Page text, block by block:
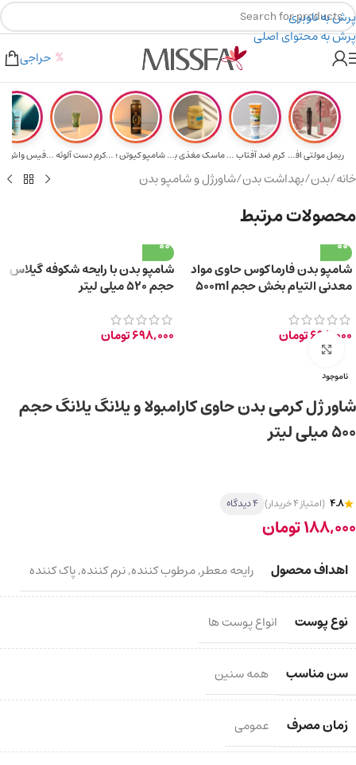
پرش به ناوبری
پرش به محتوای اصلی
۲٪ تخفیف روی سبد خرید برای روش کارت به کارت
هدیه برای خرید های بالای ۵ میلیون تومن
حراجی
ریمل مولتی افکت... کرم ضد آفتاب حا... ماسک مغذی بلیتا... شامپو کیوتن ؛ م... کرم دست آلوئه و...
خانه/بدن/بهداشت بدن/شاورژل و شامپو بدن
محصولات مرتبط
شامپو بدن فارماکوس حاوی مواد
معدنی التیام بخش حجم 500ml
698,000تومان
شامپو بدن با رایحه شکوفه گیلاس
حجم 520 میلی‌ لیتر
698,000تومان
ناموجود
برای بزرگ‌نمایی کلیک کنید
شاور ژل کرمی بدن حاوی کارامبولا و یلانگ یلانگ حجم
500 میلی لیتر
4.8 (امتیاز 4 خریدار) 4 دیدگاه
188,000تومان
اهداف محصول رایحه معطر,مرطوب کننده,نرم کننده,پاک کننده
نوع پوست انواع پوست ها
سن مناسب همه سنین
زمان مصرف عمومی